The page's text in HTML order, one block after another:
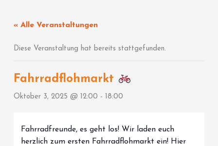
springen« Alle Veranstaltungen
Diese Veranstaltung hat bereits stattgefunden.
Fahrradflohmarkt
Oktober 3, 2025 @ 12:00 - 18:00
Fahrradfreunde, es geht los! Wir laden euch
herzlich zum ersten Fahrradflohmarkt ein! Hier